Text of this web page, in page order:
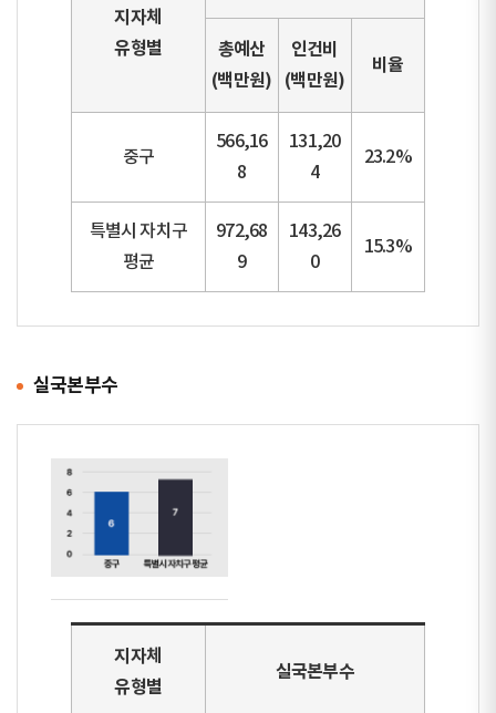
지자체
유형별
총예산
(백만원)
인건비
(백만원)
비율
중구
566,16
8
131,20
4
23.2%
특별시 자치구
평균
972,68
9
143,26
0
15.3%
실국본부수
지자체
유형별
실국본부수